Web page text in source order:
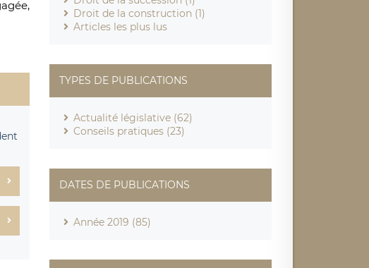
Droit de la construction (1)
Articles les plus lus
TYPES DE PUBLICATIONS
Actualité législative (62)
Conseils pratiques (23)
DATES DE PUBLICATIONS
Année 2019 (85)